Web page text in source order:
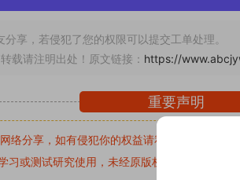
享，若侵犯了您的权限可以提交工单处理。
载请注明出处！原文链接： https://
重要声明
络分享，如有侵犯你的权益请私信留言
收到留
习或测试研究使用，未经原版权作者许可,禁止